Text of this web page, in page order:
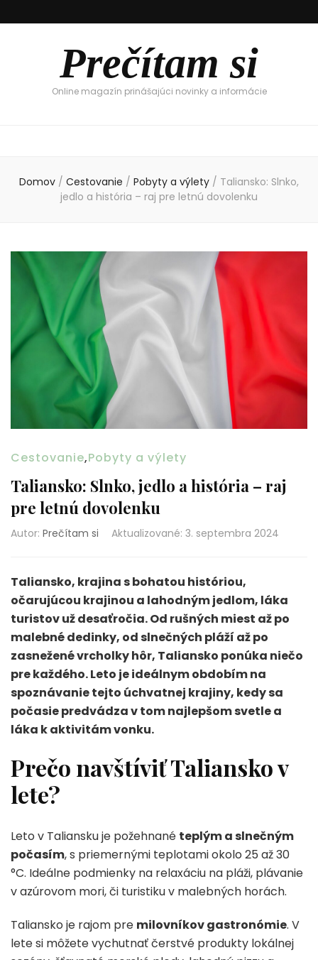
Prečítam si
Online magazín prinášajúci novinky a informácie
Domov / Cestovanie / Pobyty a výlety / Taliansko: Slnko,
jedlo a história – raj pre letnú dovolenku
Cestovanie,Pobyty a výlety
Taliansko: Slnko, jedlo a história – raj
pre letnú dovolenku
Autor: Prečítam si Aktualizované: 3. septembra 2024
Taliansko, krajina s bohatou históriou,
očarujúcou krajinou a lahodným jedlom, láka
turistov už desaťročia. Od rušných miest až po
malebné dedinky, od slnečných pláží až po
zasnežené vrcholky hôr, Taliansko ponúka niečo
pre každého. Leto je ideálnym obdobím na
spoznávanie tejto úchvatnej krajiny, kedy sa
počasie predvádza v tom najlepšom svetle a
láka k aktivitám vonku.
Prečo navštíviť Taliansko v
lete?
Leto v Taliansku je požehnané teplým a slnečným
počasím, s priemernými teplotami okolo 25 až 30
°C. Ideálne podmienky na relaxáciu na pláži, plávanie
v azúrovom mori, či turistiku v malebných horách.
Taliansko je rajom pre milovníkov gastronómie. V
lete si môžete vychutnať čerstvé produkty lokálnej